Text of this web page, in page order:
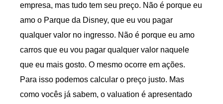
empresa, mas tudo tem seu preço. Não é porque eu
amo o Parque da Disney, que eu vou pagar
qualquer valor no ingresso. Não é porque eu amo
carros que eu vou pagar qualquer valor naquele
que eu mais gosto. O mesmo ocorre em ações.
Para isso podemos calcular o preço justo. Mas
como vocês já sabem, o valuation é apresentado